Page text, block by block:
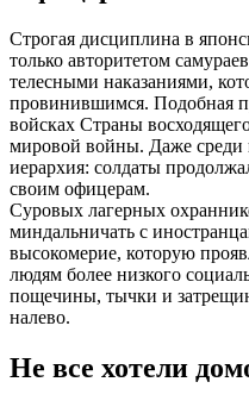
Строгая дисциплина в
только авторитетом
телесными наказаниями,
провинившимся. Подобная
войсках Страны
мировой войны. Даже среди
иерархия: солдаты
своим офицерам.
Суровых лагерных
миндальничать с
высокомерие, которую
людям более низкого
пощечины, тычки и
налево.
Не все хотели